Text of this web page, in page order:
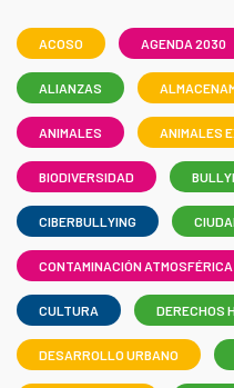
ACOSO AGENDA 2030
ALIANZAS
ANIMALES ANIMALES
BIODIVERSIDAD
CIBERBULLYING
CONTAMINACIÓN ATMOSFÉRICA
CULTURA DERECHOS
DESARROLLO URBANO